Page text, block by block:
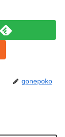
gonepoko